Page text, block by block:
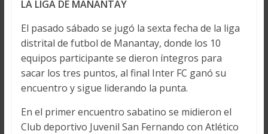
LA LIGA DE MANANTAY
El pasado sábado se jugó la sexta fecha de la liga
distrital de futbol de Manantay, donde los 10
equipos participante se dieron íntegros para
sacar los tres puntos, al final Inter FC ganó su
encuentro y sigue liderando la punta.
En el primer encuentro sabatino se midieron el
Club deportivo Juvenil San Fernando con Atlético